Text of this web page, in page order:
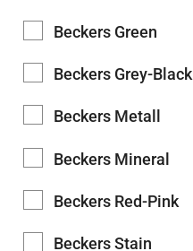
Beckers Green
Beckers Grey-Black
Beckers Metall
Beckers Mineral
Beckers Red-Pink
Beckers Stain